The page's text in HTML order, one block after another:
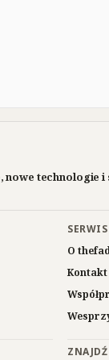
nowe technologie
SERWIS
O
Kontakt